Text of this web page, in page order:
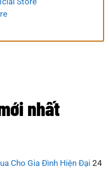
nhất
Cho Gia Đình Hiện Đại 24